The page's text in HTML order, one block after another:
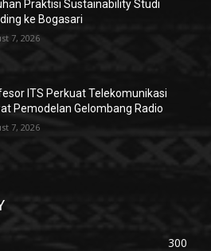
Praktisi Sustainability Studi
ke Bogasari
7, 2026
ITS Perkuat Telekomunikasi
Pemodelan Gelombang Radio
7, 2026
300